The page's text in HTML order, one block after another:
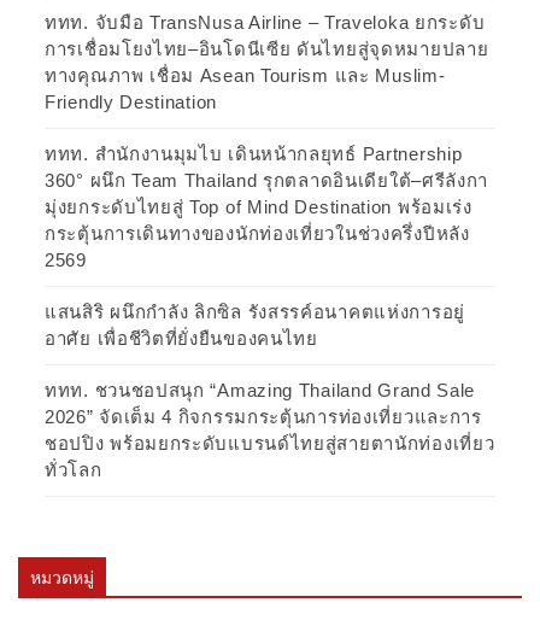
ททท. จับมือ TransNusa Airline – Traveloka ยกระดับ
การเชื่อมโยงไทย–อินโดนีเซีย ดันไทยสู่จุดหมายปลาย
ทางคุณภาพ เชื่อม Asean Tourism และ Muslim-
Friendly Destination
ททท. สำนักงานมุมไบ เดินหน้ากลยุทธ์ Partnership
360° ผนึก Team Thailand รุกตลาดอินเดียใต้–ศรีลังกา
มุ่งยกระดับไทยสู่ Top of Mind Destination พร้อมเร่ง
กระตุ้นการเดินทางของนักท่องเที่ยวในช่วงครึ่งปีหลัง
2569
แสนสิริ ผนึกกำลัง ลิกซิล รังสรรค์อนาคตแห่งการอยู่
อาศัย เพื่อชีวิตที่ยั่งยืนของคนไทย
ททท. ชวนชอปสนุก “Amazing Thailand Grand Sale
2026” จัดเต็ม 4 กิจกรรมกระตุ้นการท่องเที่ยวและการ
ชอปปิง พร้อมยกระดับแบรนด์ไทยสู่สายตานักท่องเที่ยว
ทั่วโลก
หมวดหมู่